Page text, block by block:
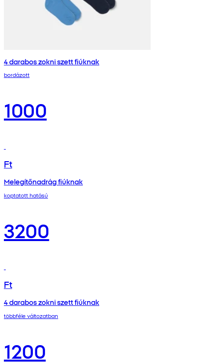
4 darabos zokni szett fiúknak
bordázott
1000
Ft
Melegítőnadrág fiúknak
koptatott hatású
3200
Ft
4 darabos zokni szett fiúknak
többféle változatban
1200